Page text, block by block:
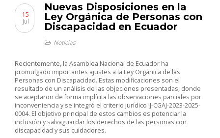
Nuevas Disposiciones en la
Ley Orgánica de Personas con
Discapacidad en Ecuador
15
Jul
Noticias
Recientemente, la Asamblea Nacional de Ecuador ha
promulgado importantes ajustes a la Ley Orgánica de las
Personas con Discapacidad. Estas modificaciones son el
resultado de un análisis de las objeciones presentadas, donde
se aceptaron de forma implícita las observaciones parciales por
inconveniencia y se integró el criterio jurídico IJ-CGAJ-2023-2025-
0004. El objetivo principal de estos cambios es potenciar la
inclusión y salvaguardar los derechos de las personas con
discapacidad y sus cuidadores.